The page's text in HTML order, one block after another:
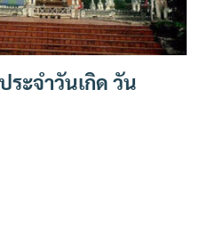
ะจำวันเกิด วัน